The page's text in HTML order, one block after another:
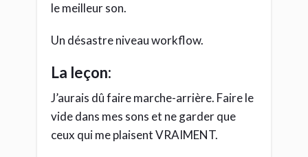
le meilleur son.
Un désastre niveau workflow.
La leçon:
J’aurais dû faire marche-arrière. Faire le
vide dans mes sons et ne garder que
ceux qui me plaisent VRAIMENT.